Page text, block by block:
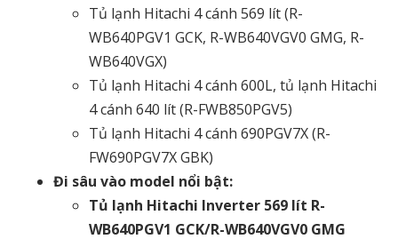
Tủ lạnh Hitachi 4 cánh 569 lít(R-
WB640PGV1 GCK, R-WB640VGV0 GMG, R-
WB640VGX)
Tủ lạnh Hitachi 4 cánh 600L, tủ lạnh Hitachi
4 cánh 640 lít(R-FWB850PGV5)
Tủ lạnh Hitachi 4 cánh 690PGV7X(R-
FW690PGV7X GBK)
Đi sâu vào model nổi bật:
Tủ lạnh Hitachi Inverter 569 lít R-
WB640PGV1 GCK/R-WB640VGV0 GMG